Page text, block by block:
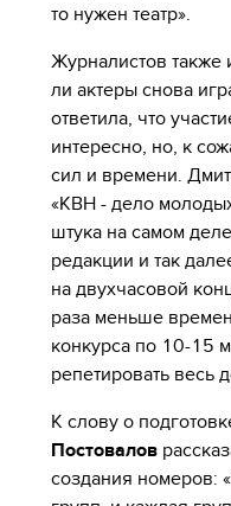
то нужен театр».
Журналистов также
ли актеры снова
ответила, что
интересно, но, к
сил и времени.
«КВН - дело
штука на самом
редакции и так
на двухчасовой
раза меньше
конкурса по 10-15
репетировать весь
К слову о
Постовалов
создания номеров: